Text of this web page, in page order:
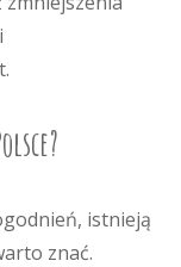
istnieją
znać.